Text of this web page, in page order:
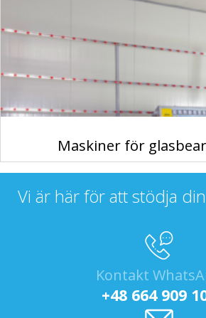
Maskiner för
Vi är här för att stödja
Kontakt
+48 664 909